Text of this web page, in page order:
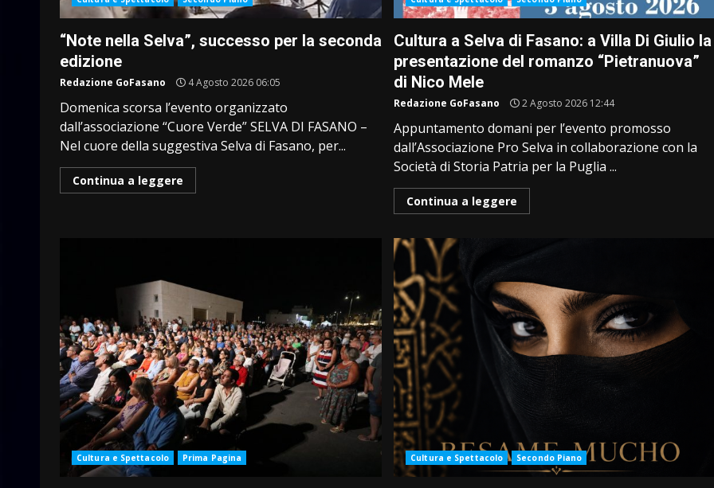
“Note nella Selva”, successo per la seconda
edizione
Redazione GoFasano 4 Agosto 2026 06:05
Domenica scorsa l’evento organizzato
dall’associazione “Cuore Verde” SELVA DI FASANO –
Nel cuore della suggestiva Selva di Fasano, per...
Continua a leggere
Cultura a Selva di Fasano: a Villa Di Giulio la
presentazione del romanzo “Pietranuova”
di Nico Mele
Redazione GoFasano 2 Agosto 2026 12:44
Appuntamento domani per l’evento promosso
dall’Associazione Pro Selva in collaborazione con la
Società di Storia Patria per la Puglia ...
Continua a leggere
Cultura e Spettacolo Prima Pagina Cultura e Spettacolo Secondo Piano